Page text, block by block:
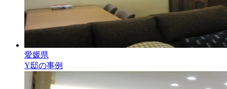
愛媛県
Y邸の事例